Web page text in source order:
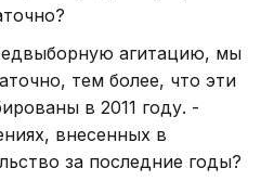
агитацию, мы
тем более, что эти
в 2011 году. -
внесенных в
за последние годы?